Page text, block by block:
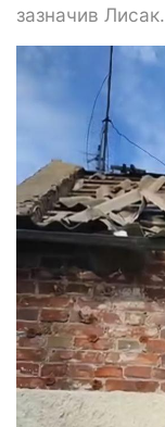
зазначив Лисак.